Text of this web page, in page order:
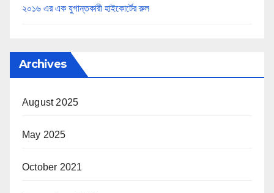
২০১৬ এর এক যুগান্তকারী হাইকোর্টের রুল
Archives
August 2025
May 2025
October 2021